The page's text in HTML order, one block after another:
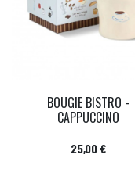
BOUGIE BISTRO -
CAPPUCCINO
Prix
25,00 €